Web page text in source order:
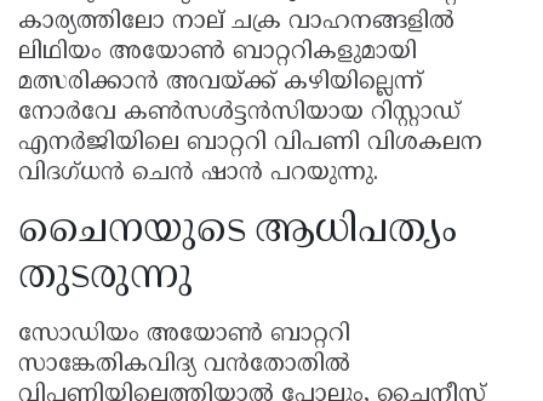
കാര്യത്തിലോ നാല് ചക്ര വാഹനങ്ങളിൽ
ലിഥിയം അയോൺ ബാറ്ററികളുമായി
മത്സരിക്കാൻ അവയ്ക്ക് കഴിയില്ലെന്ന്
നോർവേ കൺസൾട്ടൻസിയായ റിസ്റ്റാഡ്
എനർജിയിലെ ബാറ്ററി വിപണി വിശകലന
വിദഗ്ധൻ ചെൻ ഷാൻ പറയുന്നു.
ചൈനയുടെ ആധിപത്യം
തുടരുന്നു
സോഡിയം അയോൺ ബാറ്ററി
സാങ്കേതികവിദ്യ വൻതോതിൽ